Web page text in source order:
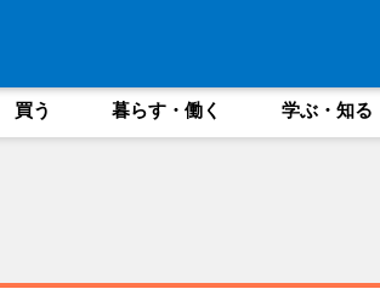
買う 暮らす・働く 学ぶ・知る